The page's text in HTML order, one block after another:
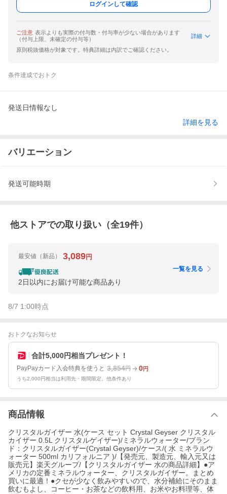
ログインして確認
ご注意 表示よりも実際の付与数・付与率が少ない場合があります
（付与上限、未確定の付与等）
詳細
原則税抜価格が対象です。特典詳細は内訳でご確認ください。
条件達成でおトク
発送日情報なし
詳細を見る
バリエーション
発送可能時期
他ストアでの取り扱い（全19件）
最安値 （新品） 3,089円
2日以内にお届け可能な商品あり
一覧を見る
8/7 1:00時点
おトクなお知らせ
合計5,000円相当プレゼント！
PayPayカード入会特典を使うと 3,854円 0円
うち2,000円相当は利用先・期間限定。他条件あり
商品情報
クリスタルガイザー 水(ケース セット Crystal Geyser クリスタル
カイザー 0.5L クリスタルゲイザー)/ミネラルウォーター/ブラン
ド：クリスタルガイザー(Crystal Geyser)/ケース/( 水 ミネラルウ
ォーター 500ml カリフォルニア )/【発売元、製造元、輸入元又は
販売元】楽天グループ/【クリスタルガイザー 水の商品詳細】●ア
メリカの定番ミネラルウォーター、クリスタルガイザー。まとめ
買いに最適！●クセが少なく飲みやすいので、水分補給にそのまま
飲むもよし、コーヒー・お茶などの飲料用、お米やお料理等、体